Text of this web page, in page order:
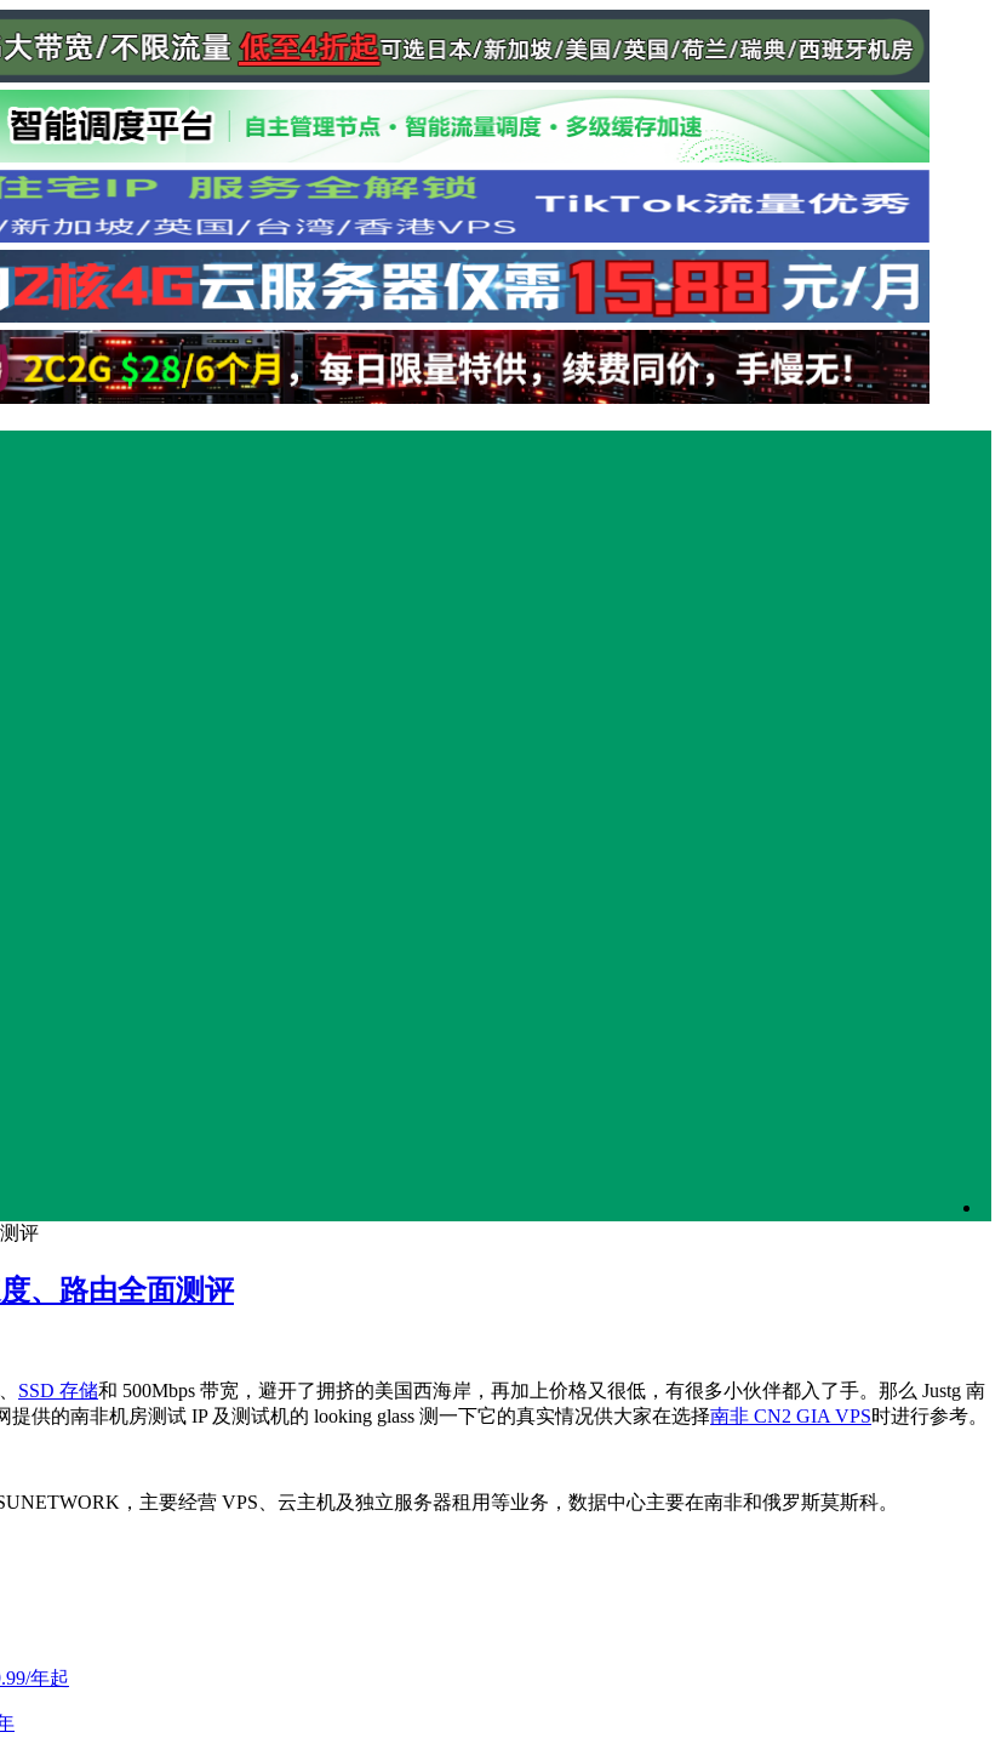
评
、路由全面测评
SSD 存储和 500Mbps 带宽，避开了拥挤的美国西海岸，再加上价格又很低，有很多小伙伴都入了手。那么 Justg 南
供的南非机房测试 IP 及测试机的 looking glass 测一下它的真实情况供大家在选择南非 CN2 GIA VPS时进行参考。
，主要经营 VPS、云主机及独立服务器租用等业务，数据中心主要在南非和俄罗斯莫斯科。
年起